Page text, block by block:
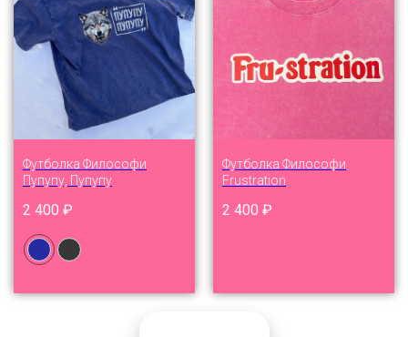
Футболка Философи
Пупупу, Пупупу
2 400 ₽
Футболка Философи
Frustration
2 400 ₽